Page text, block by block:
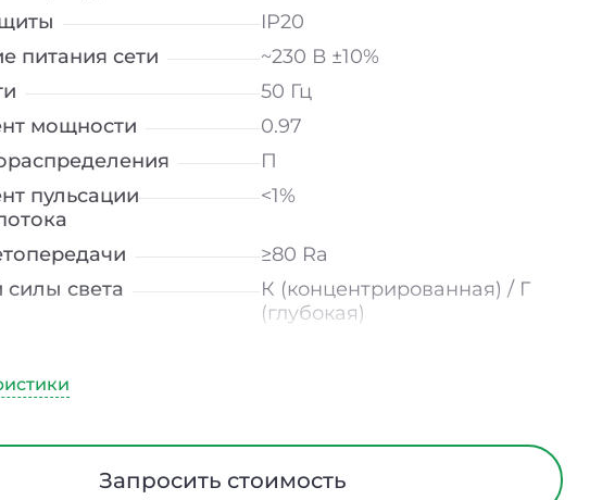
IP20
питания сети
~230 В ±10%
50 Гц
мощности
0.97
П
пульсации
<1%
≥80 Ra
света
К (концентрированная) / Г
(глубокая)
исполнение
Прозрачный
от электрического
I
Запросить стоимость